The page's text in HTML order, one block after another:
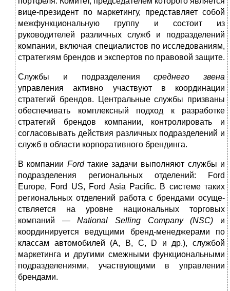
вице-президент по маркетингу, представляет собой
межфункциональную группу и состоит из
руководителей различных служб и подразделе­ний
компании, включая специалистов по исследованиям,
стратегиям брендов и экспертов по правовой защите.
Службы и подразделениясреднего звена
управления активно уча­ствуют в координации
стратегий брендов. Центральные службы при­званы
обеспечивать комплексный подход к разработке
стратегий брен­дов компании, контролировать и
согласовывать действия различных подразделений и
служб в области корпоративного брендинга.
В компании Ford такие задачи выполняют службы и
подразделе­ния региональных отделений: Ford
Europe, Ford US, Ford Asia Pacific. В системе таких
региональных отделений работа с брендами осуще­
ствляется на уровне национальных торговых
компаний —National Selling Company(NSC) и
координируется ведущими бренд-менеджерами по
классам автомобилей (А, В, С, D и др.), службой
маркетинга и другими смежными функциональными
подразделениями, участву­ющими в управлении
брендами.